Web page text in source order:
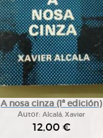
A nosa cinza (1ª edición)
Autor:Alcalá, Xavier
12,00 €